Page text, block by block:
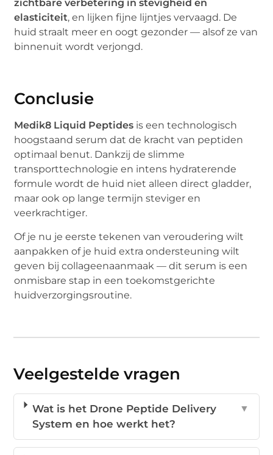
zichtbare verbetering in stevigheid en
elasticiteit, en lijken fijne lijntjes vervaagd. De
huid straalt meer en oogt gezonder — alsof ze van
binnenuit wordt verjongd.
Conclusie
Medik8 Liquid Peptides is een technologisch
hoogstaand serum dat de kracht van peptiden
optimaal benut. Dankzij de slimme
transporttechnologie en intens hydraterende
formule wordt de huid niet alleen direct gladder,
maar ook op lange termijn steviger en
veerkrachtiger.
Of je nu je eerste tekenen van veroudering wilt
aanpakken of je huid extra ondersteuning wilt
geven bij collageenaanmaak — dit serum is een
onmisbare stap in een toekomstgerichte
huidverzorgingsroutine.
Veelgestelde vragen
Wat is het Drone Peptide Delivery
System en hoe werkt het?
▼